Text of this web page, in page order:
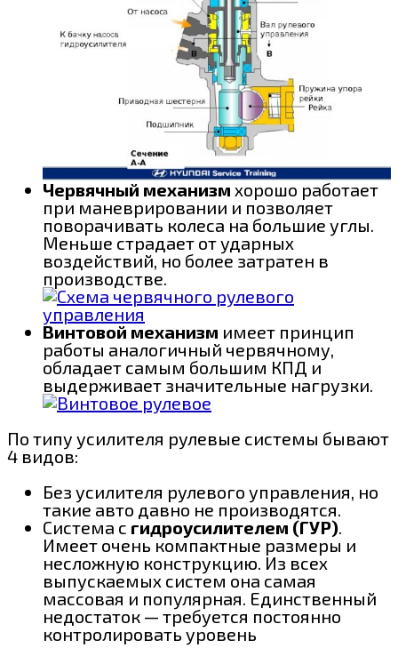
Червячный механизм хорошо работает
при маневрировании и позволяет
поворачивать колеса на большие углы.
Меньше страдает от ударных
воздействий, но более затратен в
производстве.
Винтовой механизм имеет принцип
работы аналогичный червячному,
обладает самым большим КПД и
выдерживает значительные нагрузки.
По типу усилителя рулевые системы бывают
4 видов:
Без усилителя рулевого управления, но
такие авто давно не производятся.
Система с гидроусилителем (ГУР).
Имеет очень компактные размеры и
несложную конструкцию. Из всех
выпускаемых систем она самая
массовая и популярная. Единственный
недостаток — требуется постоянно
контролировать уровень